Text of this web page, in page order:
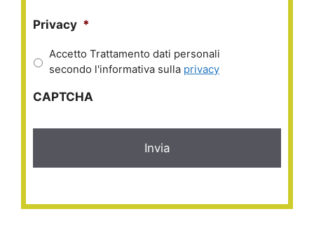
Privacy *
Accetto Trattamento dati personali
secondo l'informativa sulla privacy
CAPTCHA